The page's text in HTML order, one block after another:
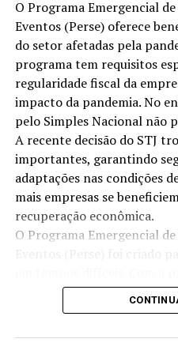
mundo. Estima-se que as
bilhões de reais
perdas associadas a crimes
alarmantes que afetam o
confiança dos investidores.
Estatísticas de
Uma pesquisa realizada pela
Empresas de Cartões de
revelou que os bancos no
ano, cerca deR$ 2,7 bilhões
Essas perdas afetam não
dados pessoais.
O Programa Emergencial
Eventos (Perse) oferece
do setor afetadas pela
programa tem requisitos
regularidade fiscal da
impacto da pandemia. No
pelo Simples Nacional não
A recente decisão do STJ
importantes, garantindo
adaptações nas condições
mais empresas se
recuperação econômica.
O Programa Emergencial
negócios enfrentaram
decidiu agir. Neste texto,